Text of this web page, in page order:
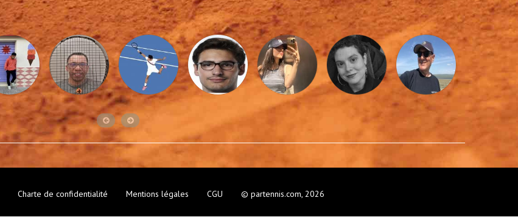
Charte de confidentialité Mentions légales CGU © partennis.com, 2026